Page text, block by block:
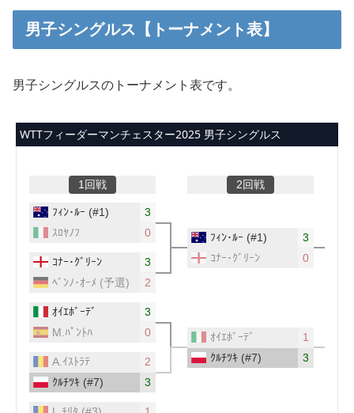
男子シングルス【トーナメント表】
男子シングルスのトーナメント表です。